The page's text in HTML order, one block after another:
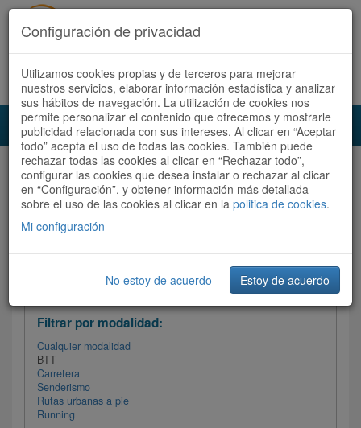
Acceder Registrate ahora Español | Català
Audioruta Todas las rutas
Todas las rutas
Ordenar por: Más recientes /
Filtrar las rutas
Filtrar por modalidad:
Cualquier modalidad
BTT
Carretera
Senderismo
Rutas urbanas a pie
Running
Configuración de privacidad
Utilizamos cookies propias y de terceros para mejorar
nuestros servicios, elaborar información estadística y analizar
sus hábitos de navegación. La utilización de cookies nos
permite personalizar el contenido que ofrecemos y mostrarle
publicidad relacionada con sus intereses. Al clicar en “Aceptar
todo” acepta el uso de todas las cookies. También puede
rechazar todas las cookies al clicar en “Rechazar todo”,
configurar las cookies que desea instalar o rechazar al clicar
en “Configuración”, y obtener información más detallada
sobre el uso de las cookies al clicar en la politica de cookies.
Mi configuración
No estoy de acuerdo Estoy de acuerdo